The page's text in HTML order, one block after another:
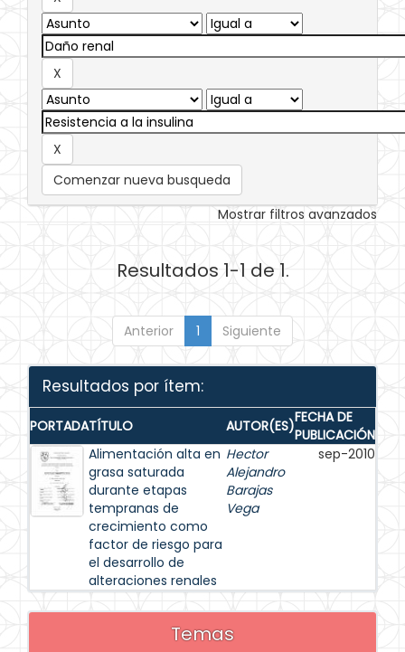
Comenzar nueva busqueda
Mostrar filtros avanzados
Resultados 1-1 de 1.
Anterior 1 Siguiente
Resultados por ítem:
PORTADATÍTULO AUTOR(ES)FECHA DE
PUBLICACIÓN
Alimentación alta en
grasa saturada
durante etapas
tempranas de
crecimiento como
factor de riesgo para
el desarrollo de
alteraciones renales
Hector
Alejandro
Barajas
Vega
sep-2010
Temas